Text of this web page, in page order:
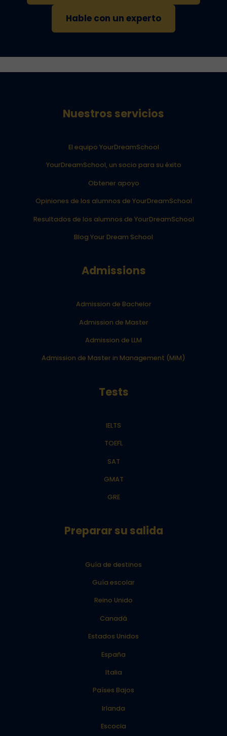
Hable con un experto
Nuestros servicios
El equipo YourDreamSchool
YourDreamSchool, un socio para su éxito
Obtener apoyo
Opiniones de los alumnos de YourDreamSchool
Resultados de los alumnos de YourDreamSchool
Blog Your Dream School
Admissions
Admission de Bachelor
Admission de Master
Admission de LLM
Admission de Master in Management (MiM)
Tests
IELTS
TOEFL
SAT
GMAT
GRE
Preparar su salida
Guía de destinos
Guía escolar
Reino Unido
Canadá
Estados Unidos
España
Italia
Países Bajos
Irlanda
Escocia